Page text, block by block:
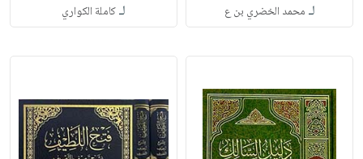
لـ محمد الخضري بن ع لـكاملة الكواري